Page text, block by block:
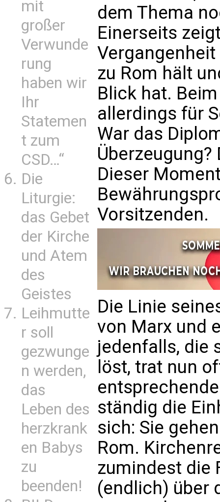
mit
großer
Verwunde
rung
haben wir
Ihr
Statemen
t zum
CSD…“
Die
Liturgie:
das Gebet
der Kirche
und Atem
des
Geistes
Leihmutte
r soll
gezwunge
n werden,
das
Leben des
herzkrank
en Babys
zu
beenden!
dem Thema
Einerseits
zu Rom hält
Blick hat.
allerdings für
War das
Dieser
Vorsitzenden.
Die Linie
von Marx und
jedenfalls, die
löst, trat nun
ständig die
sich: Sie
Rom.
zumindest die
(endlich) über